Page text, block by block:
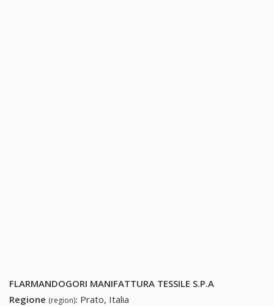
FLARMANDOGORI MANIFATTURA TESSILE S.P.A
Regione (region): Prato, Italia